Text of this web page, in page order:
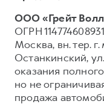
от 3 449 000 ₽
Для малого
Корпоративным
Крупным
Система
Гарантия HAVAL
Мобильное
Программа
Руководства по
Подписки
ООО «Грейт
ОГРН
Москва, вн. тер.
Останкинский,
оказания
но не
продажа